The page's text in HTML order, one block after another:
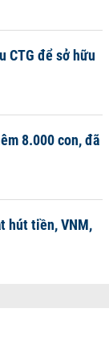
CTG để sở hữu
8.000 con, đã
hút tiền, VNM,